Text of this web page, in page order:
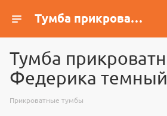
Тумба прикроватная Федерика темный орех
Тумба
Федерика
Прикроватные тумбы